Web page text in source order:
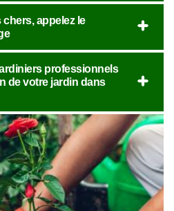
appelez le
professionnels
de votre jardin dans